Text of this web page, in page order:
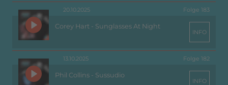
20.10.2025 Folge 183
Corey Hart - Sunglasses At Night
INFO
13.10.2025 Folge 182
Phil Collins - Sussudio
INFO